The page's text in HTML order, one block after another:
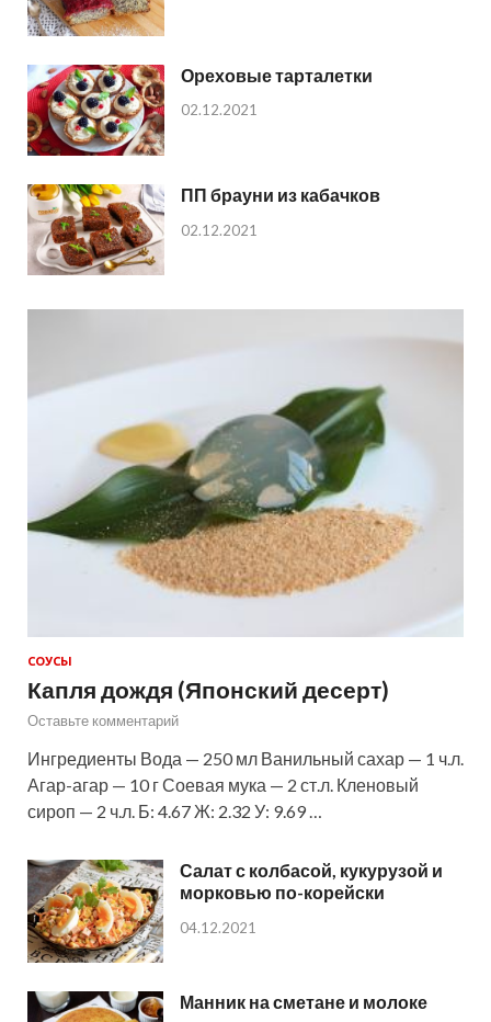
Ореховые тарталетки
02.12.2021
ПП брауни из кабачков
02.12.2021
СОУСЫ
Капля дождя (Японский десерт)
Оставьте комментарий
Ингредиенты Вода — 250 мл Ванильный сахар — 1 ч.л.
Агар-агар — 10 г Соевая мука — 2 ст.л. Кленовый
сироп — 2 ч.л. Б: 4.67 Ж: 2.32 У: 9.69 …
Салат с колбасой, кукурузой и
морковью по-корейски
04.12.2021
Манник на сметане и молоке